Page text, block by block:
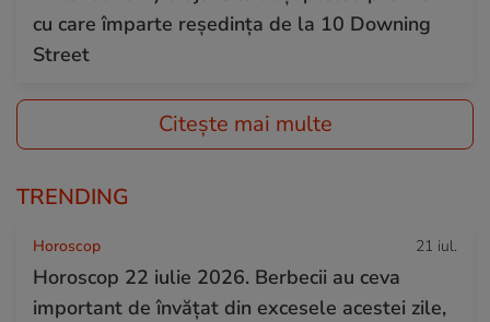
cu care împarte reședința de la 10 Downing
Street
Citește mai multe
TRENDING
Horoscop 21 iul.
Horoscop 22 iulie 2026. Berbecii au ceva
important de învățat din excesele acestei zile,